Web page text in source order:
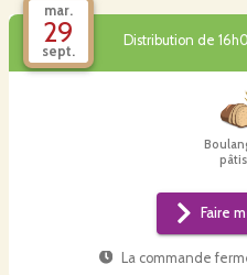
mar.
29
sept.
Distribution de
Faire
La commande